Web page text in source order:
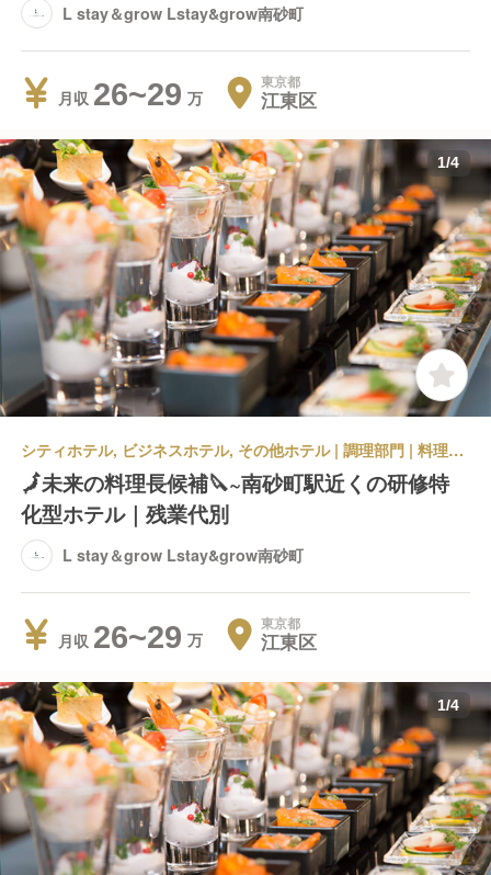
L stay＆grow Lstay&grow南砂町
月収 26~29 東京都
江東区
1/4
シティホテル, ビジネスホテル, その他ホテル | 調理部門 | 料理長・料理長候補 | L stay＆grow Lstay&grow南砂町
🗾未来の料理長候補🔪~南砂町駅近くの研修特
化型ホテル｜残業代別
L stay＆grow Lstay&grow南砂町
月収 26~29 東京都
江東区
1/4